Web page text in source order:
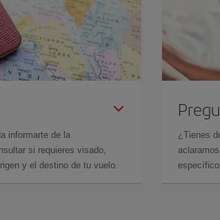
informarte de la
si requieres visado,
y el destino de tu vuelo.
¿Tienes